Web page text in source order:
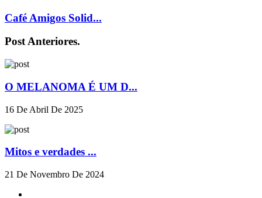
Café Amigos Solid...
Post Anteriores.
O MELANOMA É UM D...
16 De Abril De 2025
Mitos e verdades ...
21 De Novembro De 2024